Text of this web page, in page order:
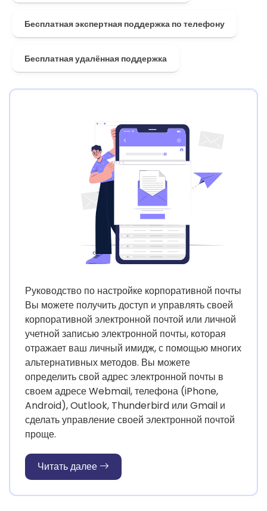
Бесплатная экспертная поддержка по телефону
Бесплатная удалённая поддержка
Руководство по настройке корпоративной почты
Вы можете получить доступ и управлять своей
корпоративной электронной почтой или личной
учетной записью электронной почты, которая
отражает ваш личный имидж, с помощью многих
альтернативных методов. Вы можете
определить свой адрес электронной почты в
своем адресе Webmail, телефона (iPhone,
Android), Outlook, Thunderbird или Gmail и
сделать управление своей электронной почтой
проще.
Читать далее